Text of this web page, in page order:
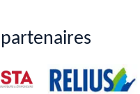
N'oubliez pas qu'il peut
Si vous voulez de plus
& Couverture à La